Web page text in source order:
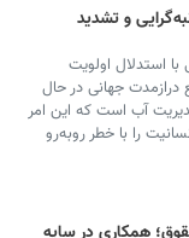
و تشدید
با استدلال اولویت
جهانی در حال
آب است که این امر
را با خطر روبه‌رو